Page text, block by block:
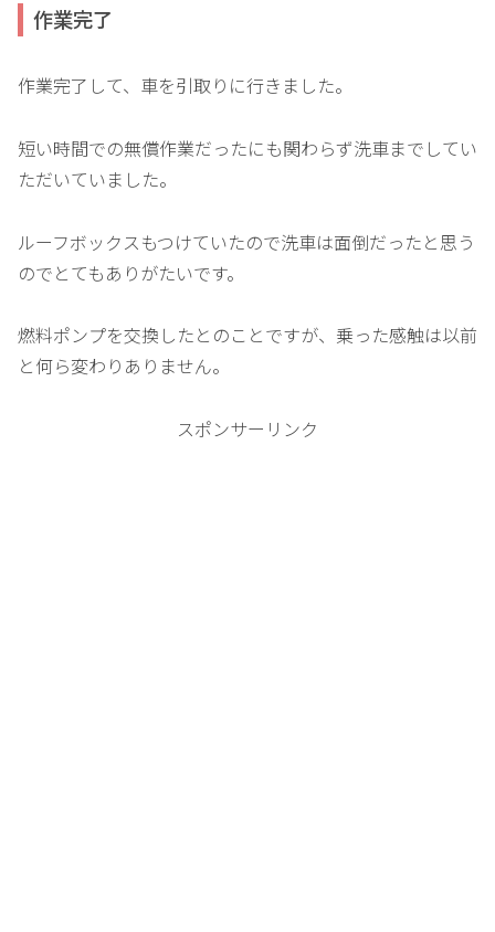
作業完了
作業完了して、車を引取りに行きました。
短い時間での無償作業だったにも関わらず洗車までしてい
ただいていました。
ルーフボックスもつけていたので洗車は面倒だったと思う
のでとてもありがたいです。
燃料ポンプを交換したとのことですが、乗った感触は以前
と何ら変わりありません。
スポンサーリンク